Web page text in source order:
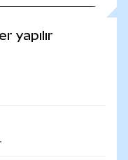
yapılır